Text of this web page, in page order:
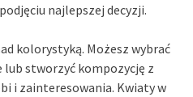
najlepszej decyzji.
kolorystyką. Możesz wybrać
stworzyć kompozycję z
i zainteresowania. Kwiaty w